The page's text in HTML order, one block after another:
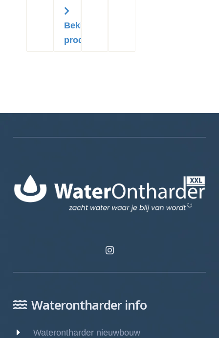
Bekijk
product
Waterontharder info
Waterontharder nieuwbouw